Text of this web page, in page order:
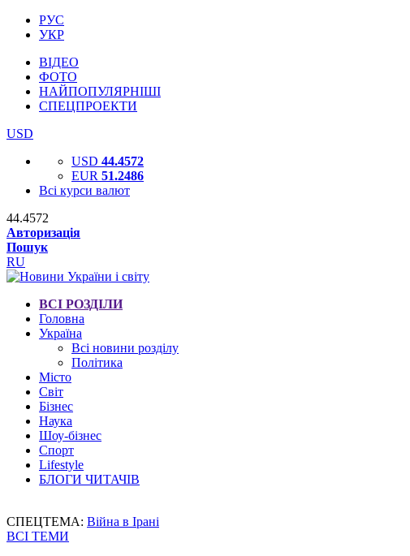
РУС
УКР
ВІДЕО
ФОТО
НАЙПОПУЛЯРНІШІ
СПЕЦПРОЕКТИ
USD
USD 44.4572
EUR 51.2486
Всі курси валют
44.4572
Авторизація
Пошук
RU
ВСІ РОЗДІЛИ
Головна
Україна
Всі новини розділу
Політика
Місто
Світ
Бізнес
Наука
Шоу-бізнес
Спорт
Lifestyle
БЛОГИ ЧИТАЧІВ
СПЕЦТЕМА: Війна в Ірані
ВСІ ТЕМИ